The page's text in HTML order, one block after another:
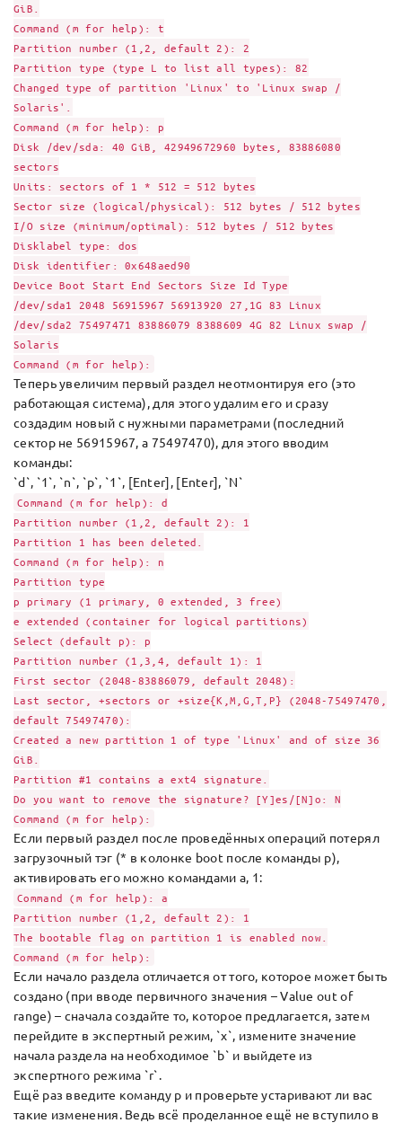
GiB.
Command (m for help): t
Partition number (1,2, default 2): 2
Partition type (type L to list all types): 82
Changed type of partition 'Linux' to 'Linux swap /
Solaris'.
Command (m for help): p
Disk /dev/sda: 40 GiB, 42949672960 bytes, 83886080
sectors
Units: sectors of 1 * 512 = 512 bytes
Sector size (logical/physical): 512 bytes / 512 bytes
I/O size (minimum/optimal): 512 bytes / 512 bytes
Disklabel type: dos
Disk identifier: 0x648aed90
Device Boot Start End Sectors Size Id Type
/dev/sda1 2048 56915967 56913920 27,1G 83 Linux
/dev/sda2 75497471 83886079 8388609 4G 82 Linux swap /
Solaris
Command (m for help):
Теперь увеличим первый раздел неотмонтируя его (это
работающая система), для этого удалим его и сразу
создадим новый с нужными параметрами (последний
сектор не 56915967, а 75497470), для этого вводим
команды:
`d`, `1`, `n`, `p`, `1`, [Enter], [Enter], `N`
Command (m for help): d
Partition number (1,2, default 2): 1
Partition 1 has been deleted.
Command (m for help): n
Partition type
p primary (1 primary, 0 extended, 3 free)
e extended (container for logical partitions)
Select (default p): p
Partition number (1,3,4, default 1): 1
First sector (2048-83886079, default 2048):
Last sector, +sectors or +size{K,M,G,T,P} (2048-75497470,
default 75497470):
Created a new partition 1 of type 'Linux' and of size 36
GiB.
Partition #1 contains a ext4 signature.
Do you want to remove the signature? [Y]es/[N]o: N
Command (m for help):
Если первый раздел после проведённых операций потерял
загрузочный тэг (* в колонке boot после команды p),
активировать его можно командами a, 1:
Command (m for help): a
Partition number (1,2, default 2): 1
The bootable flag on partition 1 is enabled now.
Command (m for help):
Если начало раздела отличается от того, которое может быть
создано (при вводе первичного значения – Value out of
range) – сначала создайте то, которое предлагается, затем
перейдите в экспертный режим, `x`, измените значение
начала раздела на необходимое `b` и выйдете из
экспертного режима `r`.
Ещё раз введите команду p и проверьте устаривают ли вас
такие изменения. Ведь всё проделанное ещё не вступило в